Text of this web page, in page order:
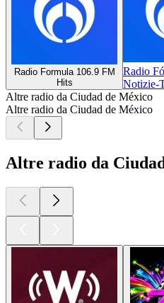
Radio Formula 106.9 FM
Hits
Radio
Notizie-
Altre radio da Ciudad de México
Altre radio da Ciudad de México
Altre radio da